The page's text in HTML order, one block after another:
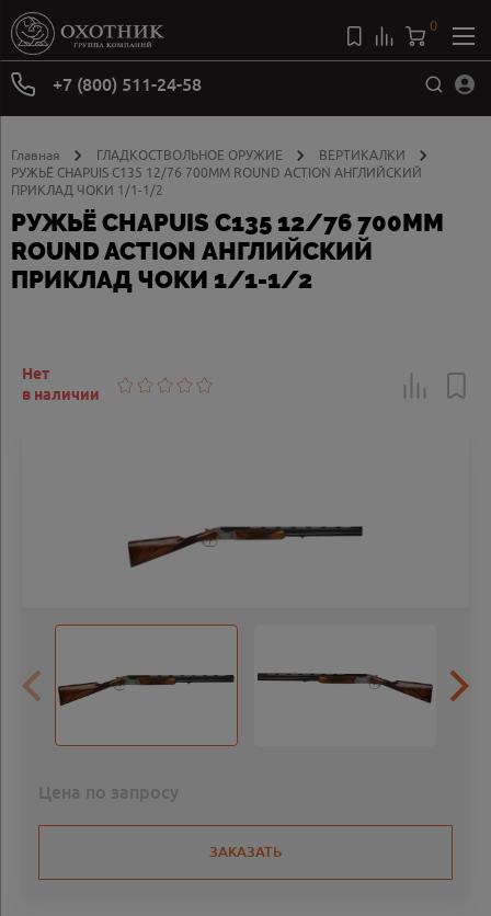
+7 (800) 511-24-58
0
Главная ГЛАДКОСТВОЛЬНОЕ ОРУЖИЕ
ВЕРТИКАЛКИ
РУЖЬЁ CHAPUIS C135 12/76 700ММ ROUND ACTION АНГЛИЙСКИЙ
ПРИКЛАД ЧОКИ 1/1-1/2
РУЖЬЁ CHAPUIS C135 12/76 700ММ
ROUND ACTION АНГЛИЙСКИЙ
ПРИКЛАД ЧОКИ 1/1-1/2
Нет
в наличии
Цена по запросу
ЗАКАЗАТЬ